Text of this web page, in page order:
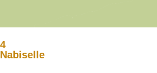
4
Nabiselle